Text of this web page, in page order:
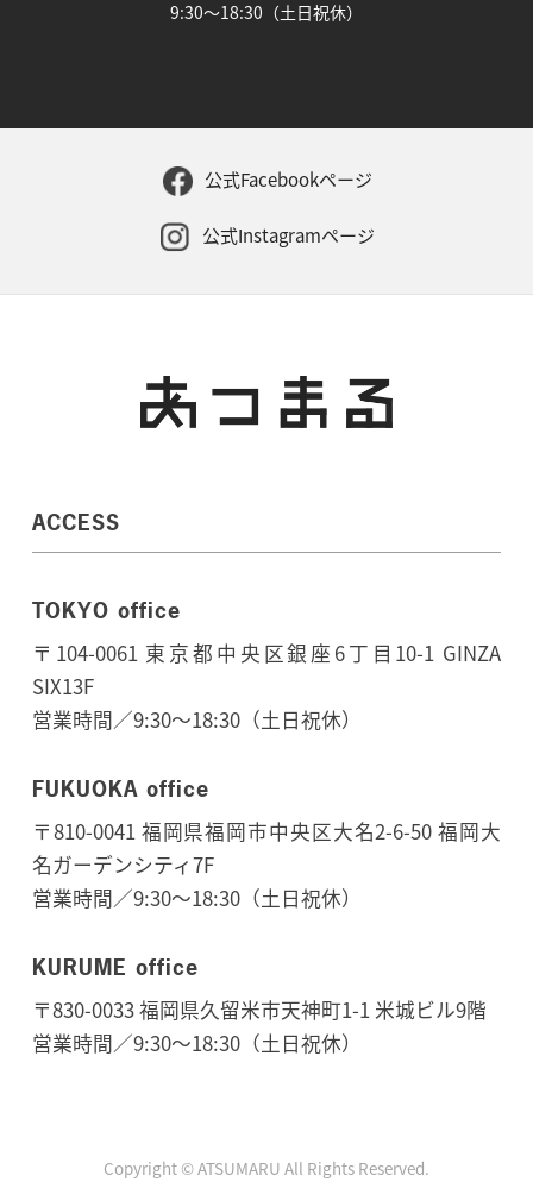
9:30～18:30（土日祝休）
公式Facebookページ
公式Instagramページ
ACCESS
TOKYO office
〒104-0061 東京都中央区銀座6丁目10-1 GINZA
SIX13F
営業時間／9:30～18:30（土日祝休）
FUKUOKA office
〒810-0041 福岡県福岡市中央区大名2-6-50 福岡大
名ガーデンシティ7F
営業時間／9:30～18:30（土日祝休）
KURUME office
〒830-0033 福岡県久留米市天神町1-1 米城ビル9階
営業時間／9:30〜18:30（土日祝休）
Copyright © ATSUMARU All Rights Reserved.